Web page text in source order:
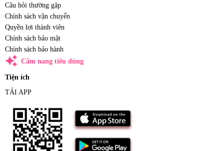
Câu hỏi thường gặp
Chính sách vận chuyển
Quyền lợi thành viên
Chính sách bảo mật
Chính sách bảo hành
auto_awesome Cẩm nang tiêu dùng
Tiện ích
TẢI APP